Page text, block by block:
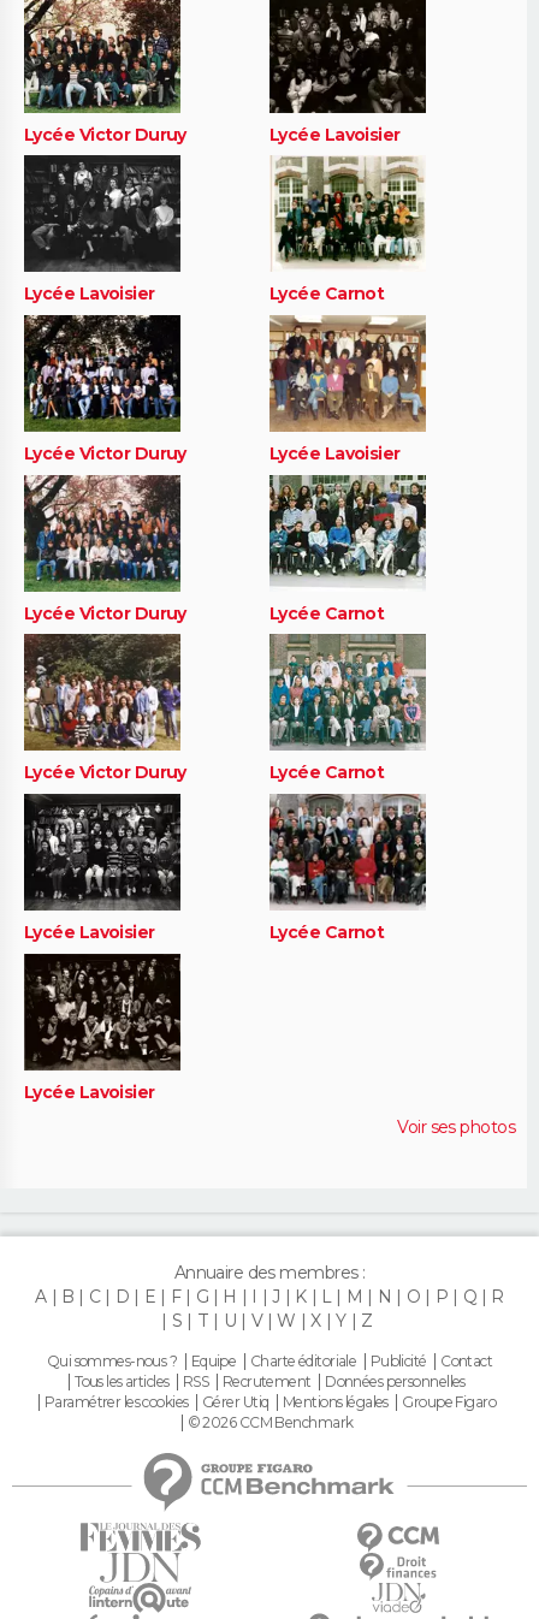
Lycée Victor Duruy Lycée Lavoisier
Lycée Lavoisier Lycée Carnot
Lycée Victor Duruy Lycée Lavoisier
Lycée Victor Duruy Lycée Carnot
Lycée Victor Duruy Lycée Carnot
Lycée Lavoisier Lycée Carnot
Lycée Lavoisier
Voir ses photos
Annuaire des membres :
A
B C D E F G H I J K L M N O P Q
R
S
T U V W X Y Z
Qui sommes-nous ? Equipe Charte éditoriale Publicité
Contact
Tous les articles
RSS Recrutement
Données personnelles
Paramétrer les cookies
Gérer Utiq Mentions légales
Groupe Figaro
© 2026 CCM Benchmark